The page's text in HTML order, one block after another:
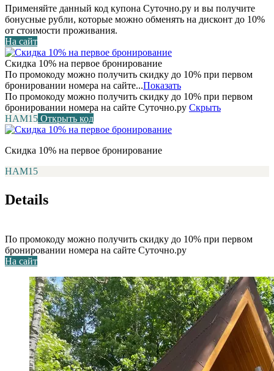
Применяйте данный код купона Суточно.ру и вы получите
бонусные рубли, которые можно обменять на дисконт до 10%
от стоимости проживания.
На сайт
Скидка 10% на первое бронирование
По промокоду можно получить скидку до 10% при первом
бронировании номера на сайте...Показать
По промокоду можно получить скидку до 10% при первом
бронировании номера на сайте Суточно.ру Скрыть
НАМ15 Открыть код
Скидка 10% на первое бронирование
НАМ15
Details
По промокоду можно получить скидку до 10% при первом
бронировании номера на сайте Суточно.ру
На сайт